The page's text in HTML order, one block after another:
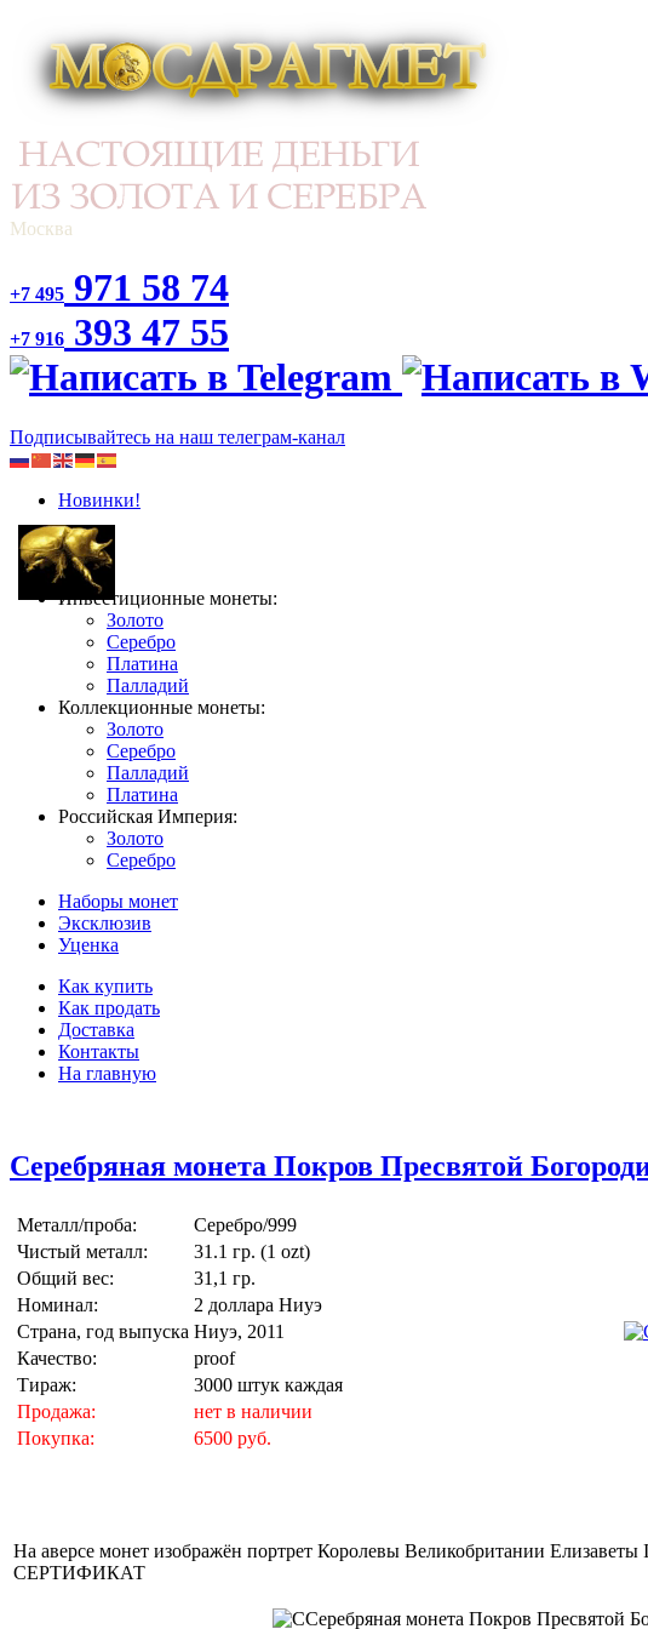
Москва
+7 495 971 58 74
+7 916 393 47 55
Подписывайтесь на наш телеграм-канал
Новинки!
Инвестиционные монеты:
Золото
Серебро
Платина
Палладий
Коллекционные монеты:
Золото
Серебро
Палладий
Платина
Российская Империя:
Золото
Серебро
Наборы монет
Эксклюзив
Уценка
Как купить
Как продать
Доставка
Контакты
На главную
Серебряная монета Покров Пресвятой
Металл/проба:
Серебро/999
Чистый металл:
31.1 гр. (1 ozt)
Общий вес:
31,1 гр.
Номинал:
2 доллара Ниуэ
Страна, год выпуска Ниуэ, 2011
Качество:
proof
Тираж:
3000 штук каждая
Продажа:
нет в наличии
Покупка:
6500 руб.
На аверсе монет изображён портрет Королевы Великобритании
СЕРТИФИКАТ